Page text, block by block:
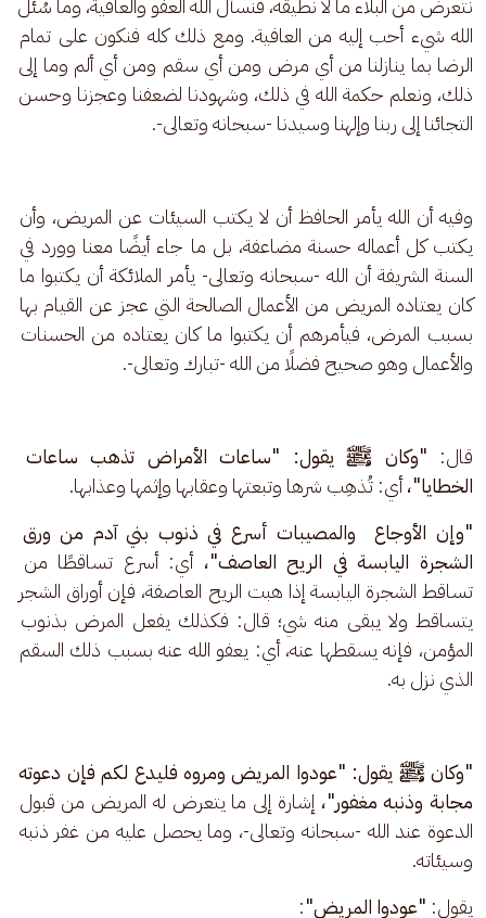
الله شيء أحب إليه من العافية. ومع ذلك كله فنكون على تمام
الرضا بما ينازلنا من أي مرض ومن أي سقم ومن أي ألم وما إلى
ذلك، ونعلم حكمة الله في ذلك، وشهودنا لضعفنا وعجزنا وحسن
التجائنا إلى ربنا وإلهنا وسيدنا -سبحانه وتعالى-.
وفيه أن الله يأمر الحافظ أن لا يكتب السيئات عن المريض، وأن
يكتب كل أعماله حسنة مضاعفة، بل ما جاء أيضًا معنا وورد في
السنة الشريفة أن الله -سبحانه وتعالى- يأمر الملائكة أن يكتبوا ما
كان يعتاده المريض من الأعمال الصالحة التي عجز عن القيام بها
بسبب المرض، فيأمرهم أن يكتبوا ما كان يعتاده من الحسنات
والأعمال وهو صحيح فضلًا من الله -تبارك وتعالى-.
قال: "وكان ﷺ يقول: "ساعات الأمراض تذهب ساعات
الخطايا"، أي: تُذهِب شرها وتبعتها وعقابها وإثمها وعذابها.
"وإن الأوجاع  والمصيبات أسرع في ذنوب بني آدم من ورق
الشجرة اليابسة في الريح العاصف"، أي: أسرع تساقطًا من
تساقط الشجرة اليابسة إذا هبت الريح العاصفة، فإن أوراق الشجر
يتساقط ولا يبقى منه شي؛ قال: فكذلك يفعل المرض بذنوب
المؤمن، فإنه يسقطها عنه، أي: يعفو الله عنه بسبب ذلك السقم
الذي نزل به.
"وكان ﷺ يقول: "عودوا المريض ومروه فليدع لكم فإن دعوته
مجابة وذنبه مغفور"، إشارة إلى ما يتعرض له المريض من قبول
الدعوة عند الله -سبحانه وتعالى-، وما يحصل عليه من غفر ذنبه
وسيئاته.
يقول: "عودوا المريض":